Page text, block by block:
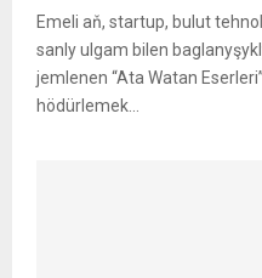
Emeli aň, startup, bulut
sanly ulgam bilen
jemlenen “Ata Watan
hödürlemek...